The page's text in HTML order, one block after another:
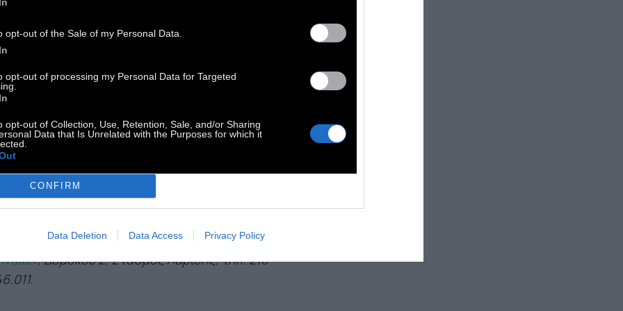
opt-out of the Sale of my Personal Data.
opt-out of processing my Personal Data for Targeted
opt-out of Collection, Use, Retention, Sale, and/or Sharing
Data that Is Unrelated with the Purposes for which it
CONFIRM
Data Deletion Data Access Privacy Policy
CD-ROM.
387, Παλαιό Φάληρο, τηλ. 210 9469.600.
και περιεκτικότερες βιβλιοθήκες. Εδώ
περιμένουν εξήντα χιλιάδες τόμοι λογοτεχνίας,
βιβλιογραφίας κ.ά., αλλά και αρχείο
ΦΕΚ και περιοδικών. Η είσοδος είναι
για το αναγνωστήριο και ο δανεισμός
για μέλη (γινόμαστε μέλη δωρεάν, με
ταυτότητα και μια απόδειξη
βιβλία για 15 ημέρες.Info:Βιβλιοθήκη Δήμου
, Δομοκού 2, Σταθμός Λαρίσης, τηλ. 210